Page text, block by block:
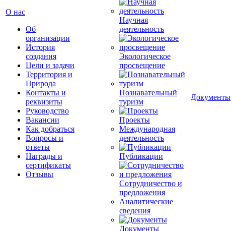
О нас
Об
организации
История
создания
Цели и задачи
Территория и
Природа
Контакты и
реквизиты
Руководство
Вакансии
Как добраться
Вопросы и
ответы
Награды и
сертификаты
Отзывы
Научная
деятельность
Экологическое
просвещение
Познавательный
туризм
Проекты
Международная
деятельность
Публикации
Сотрудничество и
предложения
Аналитические
сведения
Документы
Документы